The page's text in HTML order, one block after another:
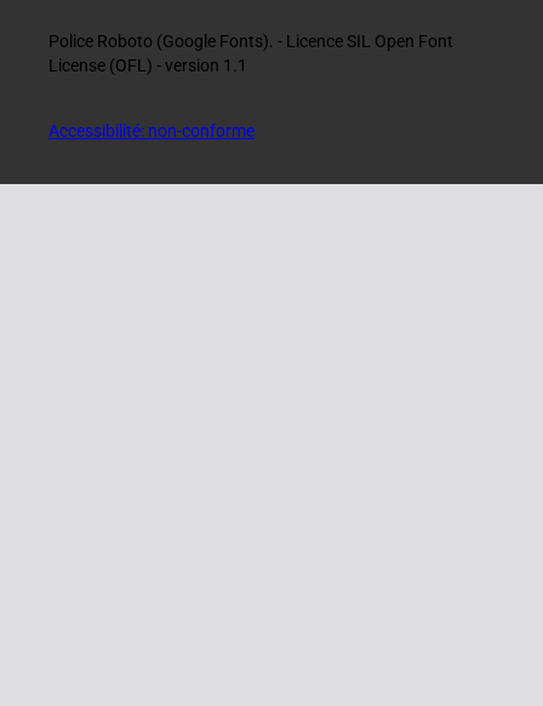
Police Roboto (Google Fonts). - Licence SIL Open Font
License (OFL) - version 1.1
Accessibilité: non-conforme